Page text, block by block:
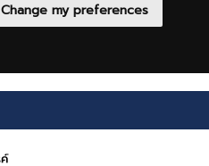
Change my preferences